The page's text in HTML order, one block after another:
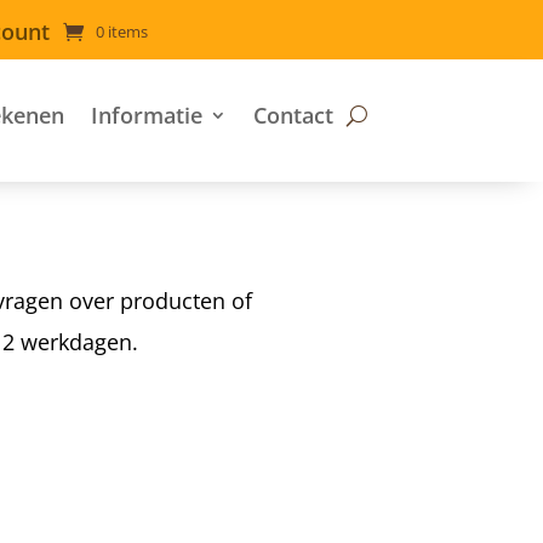
0 items
Informatie Contact
over producten of
werkdagen.